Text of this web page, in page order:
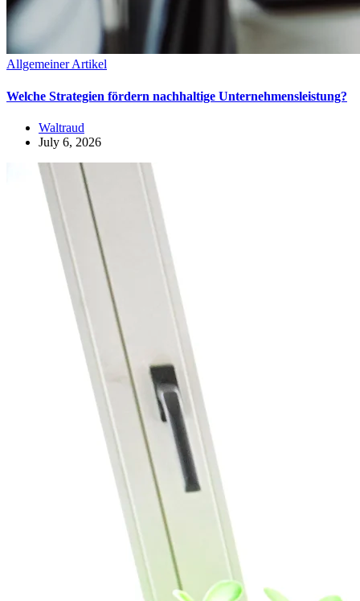
Allgemeiner Artikel
Welche Strategien fördern nachhaltige Unternehmensleistung?
Waltraud
July 6, 2026